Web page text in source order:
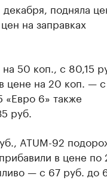
подняла
на заправках
50 коп., с 80,15
на 20 коп. — с
«Евро 6» также
руб.
ATUM-92
в цене по
— с 67 руб. до